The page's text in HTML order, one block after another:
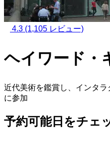
4.3 (1,105 レビュー)
ヘイワード・
近代美術を鑑賞し、インタ
に参加
予約可能日をチェ